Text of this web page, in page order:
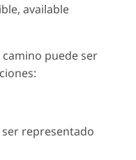
available
puede ser
ser representado